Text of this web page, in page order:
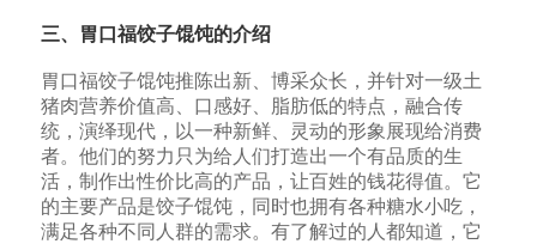
三、胃口福饺子馄饨的介绍
胃口福饺子馄饨推陈出新、博采众长，并针对一级土
猪肉营养价值高、口感好、脂肪低的特点，融合传
统，演绎现代，以一种新鲜、灵动的形象展现给消费
者。他们的努力只为给人们打造出一个有品质的生
活，制作出性价比高的产品，让百姓的钱花得值。它
的主要产品是饺子馄饨，同时也拥有各种糖水小吃，
满足各种不同人群的需求。有了解过的人都知道，它